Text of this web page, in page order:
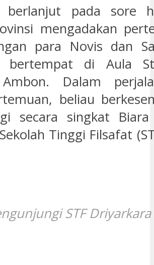
berlanjut pada sore
mengadakan
para Novis dan
bertempat di Aula
Dalam
beliau
secara singkat
Tinggi Filsafat
STF